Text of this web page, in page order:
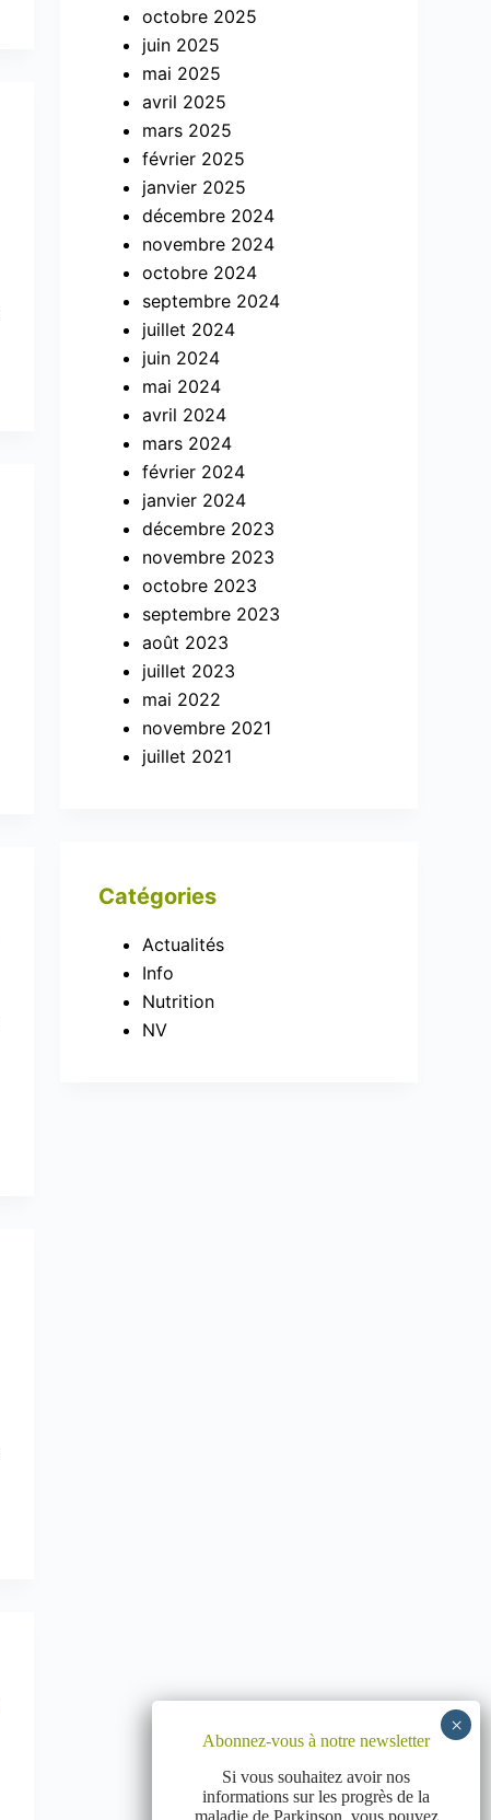
octobre 2025
juin 2025
mai 2025
avril 2025
mars 2025
février 2025
janvier 2025
décembre 2024
novembre 2024
octobre 2024
septembre 2024
juillet 2024
juin 2024
mai 2024
avril 2024
mars 2024
février 2024
janvier 2024
décembre 2023
novembre 2023
octobre 2023
septembre 2023
août 2023
juillet 2023
mai 2022
novembre 2021
juillet 2021
Catégories
Actualités
Info
Nutrition
NV
Abonnez-vous à notre newsletter
Si vous souhaitez avoir nos
informations sur les progrès de la
maladie de Parkinson, vous pouvez